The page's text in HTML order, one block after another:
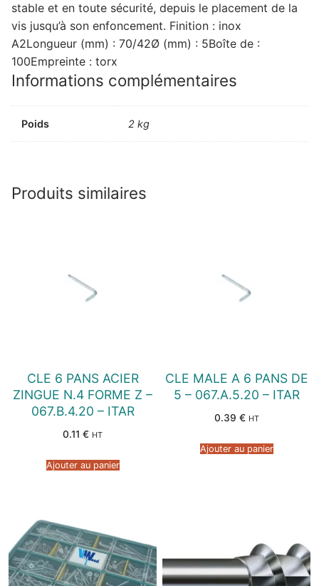
stable et en toute sécurité, depuis le placement de la
vis jusqu’à son enfoncement. Finition : inox
A2Longueur (mm) : 70/42Ø (mm) : 5Boîte de :
100Empreinte : torx
Informations complémentaires
Poids 2 kg
Produits similaires
CLE 6 PANS ACIER
ZINGUE N.4 FORME Z –
067.B.4.20 – ITAR
0.11 € HT
Ajouter au panier
CLE MALE A 6 PANS DE
5 – 067.A.5.20 – ITAR
0.39 € HT
Ajouter au panier